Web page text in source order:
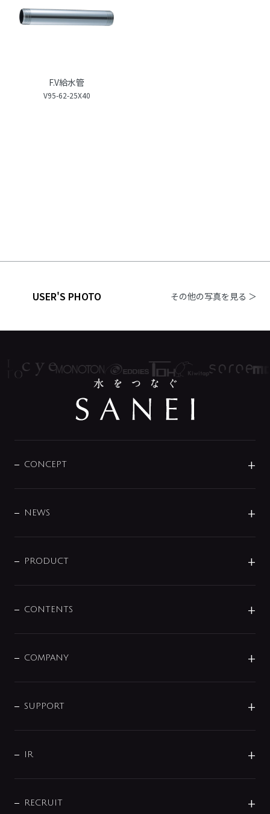
F.V給水管
V95-62-25X40
USER'S PHOTO その他の写真を見る ＞
CONCEPT
DESIGN
NEWS
商品に関して
その他
PRODUCT
センサー・タッチ水栓
単水栓
分岐
配管システム
バス・空調周辺用品
CONTENTS
じぶんシャワーが見つかる
COMPANY
企業理念
会社概要
事業所案内
SUPPORT
よくあるご質問
データダウンロード
IR
IRニュース
RECRUIT